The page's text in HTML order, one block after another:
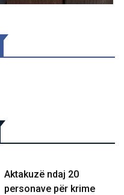
Aktakuzë ndaj 20
personave për krime